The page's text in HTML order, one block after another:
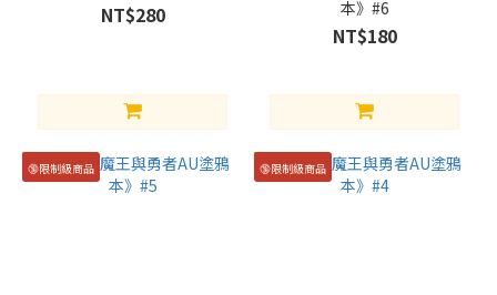
NT$280 本》#6
NT$180
🔞限制級商品 🔞限制級商品